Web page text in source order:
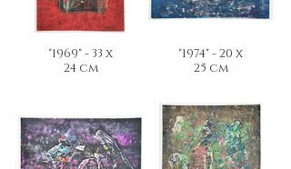
"1969" - 33 x
24 cm
"1974" - 20 x
25 cm